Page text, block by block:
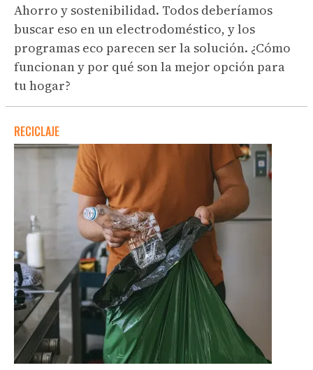
Ahorro y sostenibilidad. Todos deberíamos
buscar eso en un electrodoméstico, y los
programas eco parecen ser la solución. ¿Cómo
funcionan y por qué son la mejor opción para
tu hogar?
RECICLAJE